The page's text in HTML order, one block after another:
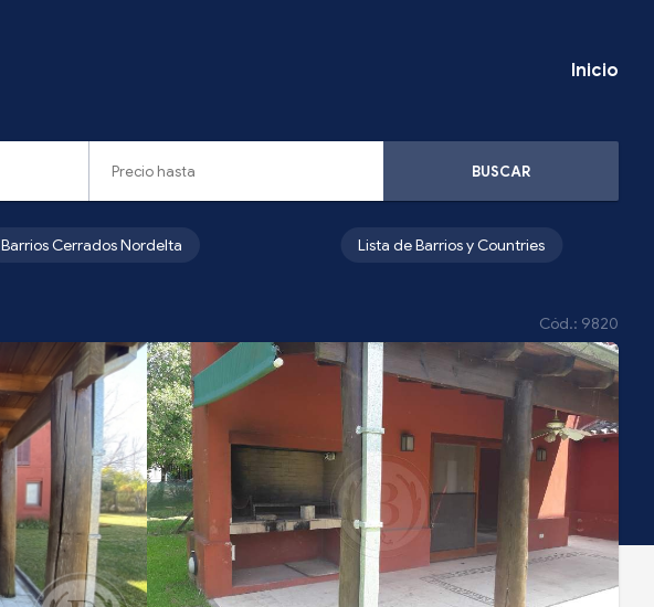
Inicio
BUSCAR
Barrios Cerrados Nordelta Lista de Barrios y Countries
Cód.: 9820